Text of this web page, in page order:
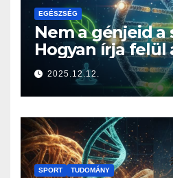
EGÉSZSÉG
Nem a génjeid a
Hogyan írja felül
életmódod az
2025.12.12.
SPORT TUDOMÁNY